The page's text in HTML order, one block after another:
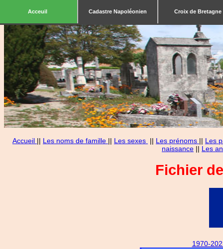
Acceuil Cadastre Napoléonien Croix de Bretagne
Accueil || Les noms de famille || Les sexes || Les prénoms || Les
naissance || Les
Fichier
1970-